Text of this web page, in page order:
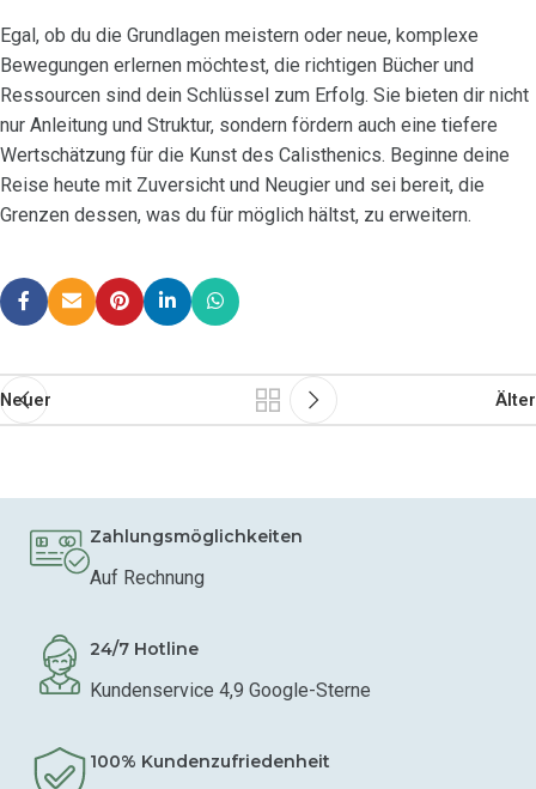
Egal, ob du die Grundlagen meistern oder neue, komplexe
Bewegungen erlernen möchtest, die richtigen Bücher und
Ressourcen sind dein Schlüssel zum Erfolg. Sie bieten dir nicht
nur Anleitung und Struktur, sondern fördern auch eine tiefere
Wertschätzung für die Kunst des Calisthenics. Beginne deine
Reise heute mit Zuversicht und Neugier und sei bereit, die
Grenzen dessen, was du für möglich hältst, zu erweitern.
Neuer Älter
Zahlungsmöglichkeiten
Auf Rechnung
24/7 Hotline
Kundenservice 4,9 Google-Sterne
100% Kundenzufriedenheit